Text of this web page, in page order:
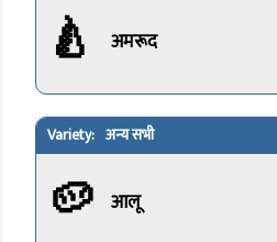
🍐 अमरूद
अन्य सभी
🥔 आलू